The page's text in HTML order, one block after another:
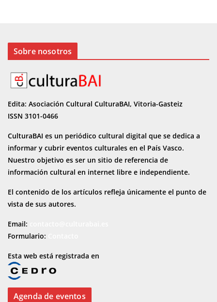
Sobre nosotros
Edita: Asociación Cultural CulturaBAI, Vitoria-Gasteiz
ISSN 3101-0466
CulturaBAI es un periódico cultural digital que se dedica a
informar y cubrir eventos culturales en el País Vasco.
Nuestro objetivo es ser un sitio de referencia de
información cultural en internet libre e independiente.
El contenido de los artículos refleja únicamente el punto de
vista de sus autores.
Email:
Formulario:
Esta web está registrada en
Agenda de eventos